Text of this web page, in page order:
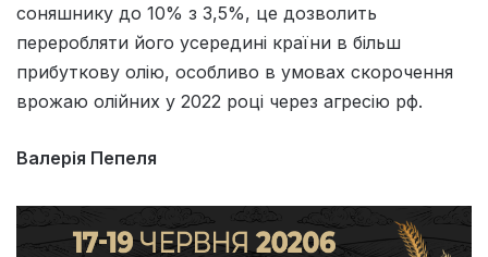
соняшнику до 10% з 3,5%, це дозволить
переробляти його усередині країни в більш
прибуткову олію, особливо в умовах скорочення
врожаю олійних у 2022 році через агресію рф.
Валерія Пепеля